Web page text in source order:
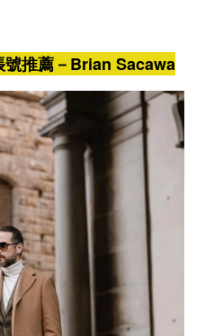
推薦－Brian Sacawa